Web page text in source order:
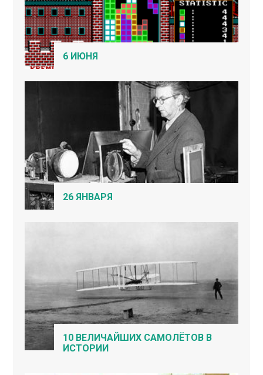
6 ИЮНЯ
26 ЯНВАРЯ
10 ВЕЛИЧАЙШИХ САМОЛЁТОВ В
ИСТОРИИ